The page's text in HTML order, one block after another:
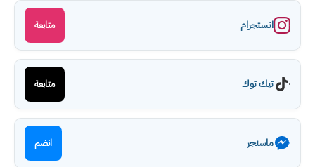
انستجرام متابعة
تيك توك متابعة
ماسنجر انضم